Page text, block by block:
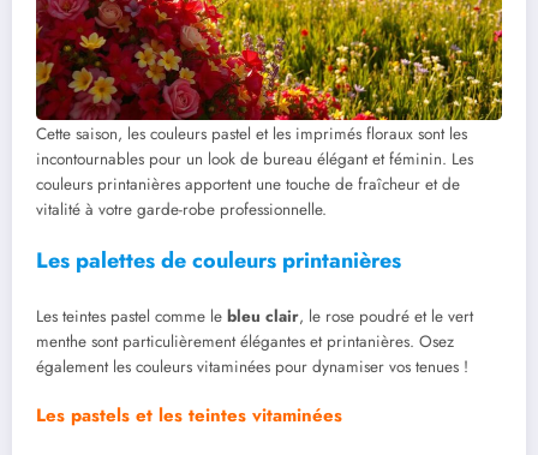
Cette saison, les couleurs pastel et les imprimés floraux sont les
incontournables pour un look de bureau élégant et féminin. Les
couleurs printanières apportent une touche de fraîcheur et de
vitalité à votre garde-robe professionnelle.
Les palettes de couleurs printanières
Les teintes pastel comme le bleu clair, le rose poudré et le vert
menthe sont particulièrement élégantes et printanières. Osez
également les couleurs vitaminées pour dynamiser vos tenues !
Les pastels et les teintes vitaminées